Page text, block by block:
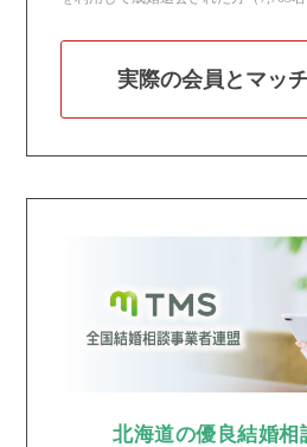
実際の会員とマッ
北海道の優良結婚